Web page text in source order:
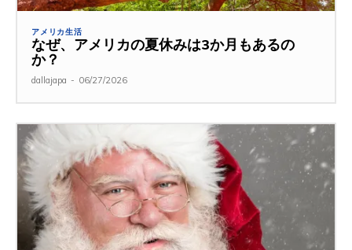
アメリカ生活
なぜ、アメリカの夏休みは3か月もあるの
か？
dallajapa - 06/27/2026